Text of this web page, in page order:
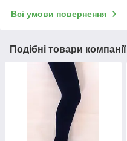
Всі умови повернення
Подібні товари компанії